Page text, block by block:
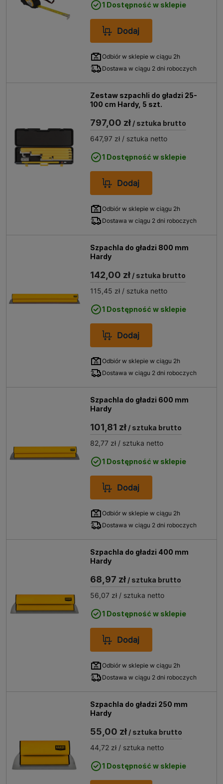
1 Dostępność w sklepie
Dodaj
Odbiór w sklepie w ciągu 2h
Dostawa w ciągu 2 dni roboczych
Zestaw szpachli do gładzi 25-
100 cm Hardy, 5 szt.
797,00 zł / sztuka brutto
647,97 zł / sztuka netto
1 Dostępność w sklepie
Dodaj
Odbiór w sklepie w ciągu 2h
Dostawa w ciągu 2 dni roboczych
Szpachla do gładzi 800 mm
Hardy
142,00 zł / sztuka brutto
115,45 zł / sztuka netto
1 Dostępność w sklepie
Dodaj
Odbiór w sklepie w ciągu 2h
Dostawa w ciągu 2 dni roboczych
Szpachla do gładzi 600 mm
Hardy
101,81 zł / sztuka brutto
82,77 zł / sztuka netto
1 Dostępność w sklepie
Dodaj
Odbiór w sklepie w ciągu 2h
Dostawa w ciągu 2 dni roboczych
Szpachla do gładzi 400 mm
Hardy
68,97 zł / sztuka brutto
56,07 zł / sztuka netto
1 Dostępność w sklepie
Dodaj
Odbiór w sklepie w ciągu 2h
Dostawa w ciągu 2 dni roboczych
Szpachla do gładzi 250 mm
Hardy
55,00 zł / sztuka brutto
44,72 zł / sztuka netto
1 Dostępność w sklepie